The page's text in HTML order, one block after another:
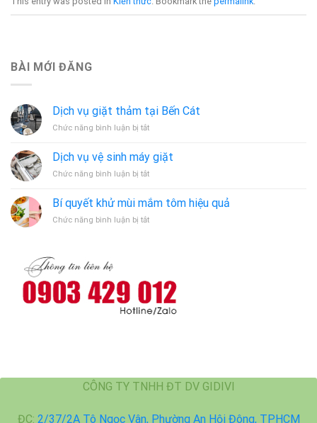
BÀI MỚI ĐĂNG
Dịch vụ giặt thảm tại Bến Cát
Chức năng bình luận bị tắtở
giặt
thảm
Bến
Dịch vụ vệ sinh máy giặt
Chức năng bình luận bị tắtở
vụ
vệ
sinh
Bí quyết khử mùi mắm tôm hiệu quả
Chức năng bình luận bị tắtở
mắm
tôm
hiệu
quả
CÔNG TY TNHH ĐT DV GIDIVI
ĐC: 2/37/2A Tô Ngọc Vân, Phường An Hội Đông, TPHCM